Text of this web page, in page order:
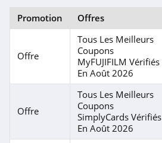
Promotion Offres
Offre
Tous Les Meilleurs
Coupons
MyFUJIFILM Vérifiés
En Août 2026
Offre
Tous Les Meilleurs
Coupons
SimplyCards Vérifiés
En Août 2026